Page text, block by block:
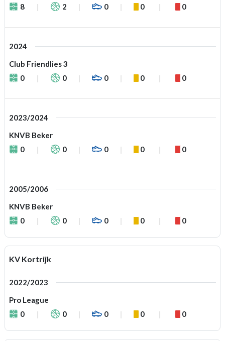
8
2 0 0 0
2024
Club Friendlies 3
0
0 0 0 0
2023/2024
KNVB Beker
0
0 0 0 0
2005/2006
KNVB Beker
0
0 0 0 0
KV Kortrijk
2022/2023
Pro League
0
0 0 0 0